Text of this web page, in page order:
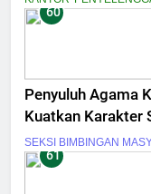
60
Penyuluh Agama
Kuatkan Karakter
Pesantren Kilat
SEKSI BIMBINGAN
61